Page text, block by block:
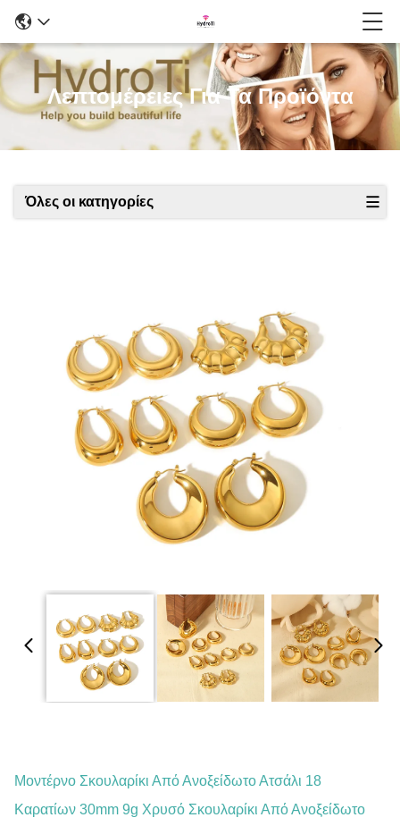
Λεπτομέρειες Για Τα Προϊόντα
Όλες οι κατηγορίες
Μοντέρνο Σκουλαρίκι Από Ανοξείδωτο Ατσάλι 18
Καρατίων 30mm 9g Χρυσό Σκουλαρίκι Από Ανοξείδωτο